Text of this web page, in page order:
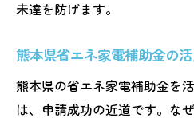
未達を防げます。
熊本県省エネ家電補助金の
熊本県の省エネ家電補助金を
は、申請成功の近道です。な